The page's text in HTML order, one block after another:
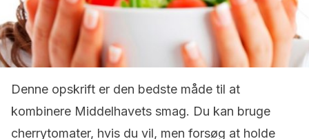
Denne opskrift er den bedste måde til at
kombinere Middelhavets smag. Du kan bruge
cherrytomater, hvis du vil, men forsøg at holde